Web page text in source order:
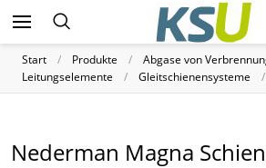
Start Produkte
Abgase von
Leitungselemente
Gleitschienensysteme
Nederman Magna